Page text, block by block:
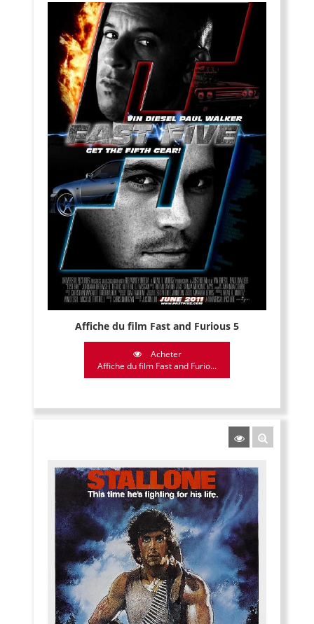
Affiche du film Fast and Furious 5
Acheter
Affiche du film Fast and Furio...